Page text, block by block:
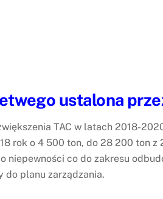
ustalona
TAC w latach 2018-
rok o 4 500 ton, do 28 200 ton z
niepewności co do zakresu
do planu zarządzania.